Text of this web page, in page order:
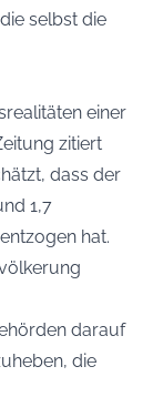
selbst die
einer
zitiert
dass der
1,7
hat.
darauf
die